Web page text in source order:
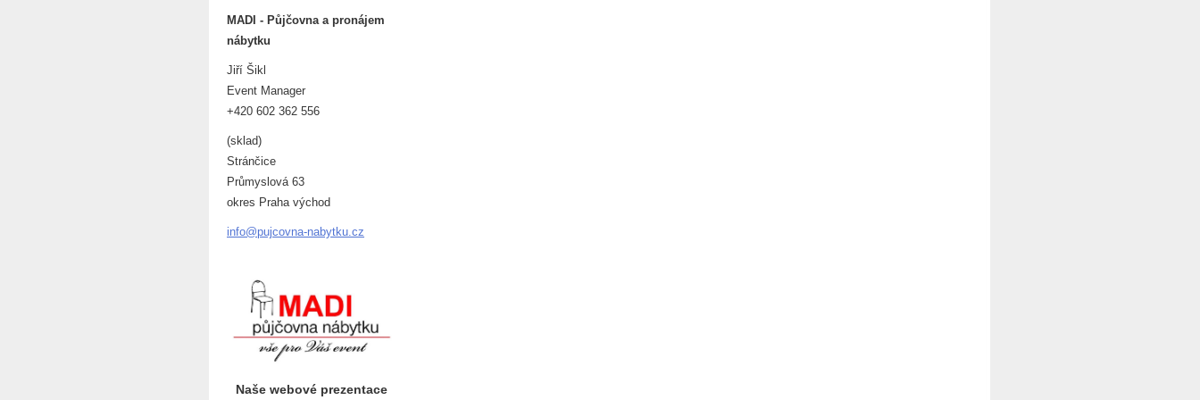
MADI - Půjčovna a pronájem
nábytku
Jiří Šikl
Event Manager
+420 602 362 556
(sklad)
Stránčice
Průmyslová 63
okres Praha východ
info@pujcovna-nabytku.cz
Naše webové prezentace